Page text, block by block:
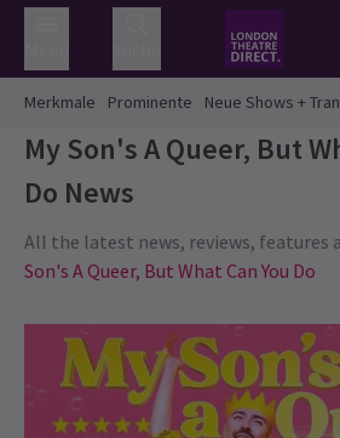
Merkmale Prominente Neue Shows +
My Son's A Queer, But
Do News
All the latest news, reviews, features
Son's A Queer, But What Can You Do